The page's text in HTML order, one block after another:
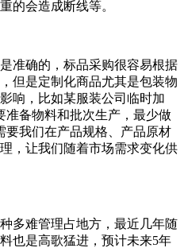
的会造成断线等。
准确的，标品采购很容易根据
但是定制化商品尤其是包装物
响，比如某服装公司临时加
准备物料和批次生产，最少做
要我们在产品规格、产品原材
，让我们随着市场需求变化供
多难管理占地方，最近几年随
也是高歌猛进，预计未来5年